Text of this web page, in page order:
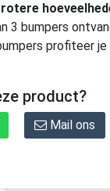
3 bumpers
profiteer je
product?
Mail ons